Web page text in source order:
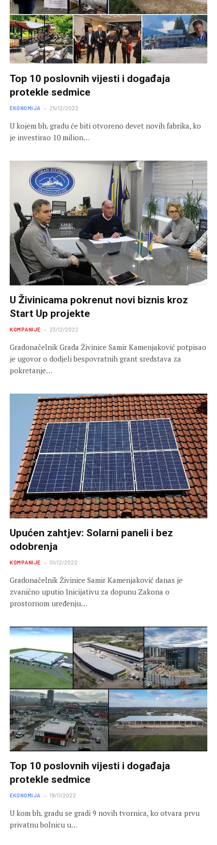
Top 10 poslovnih vijesti i događaja
protekle sedmice
EKONOMIJA 25/12/2022
U kojem bh. gradu će biti otvoreno devet novih fabrika, ko
je investirao 10 milion…
U Živinicama pokrenut novi biznis kroz
Start Up projekte
KOMPANIJE 23/12/2022
Gradonačelnik Grada Živinice Samir Kamenjaković potpisao
je ugovor o dodjeli bespovratnih grant sredstava za
pokretanje…
Upućen zahtjev: Solarni paneli i bez
odobrenja
KOMPANIJE 01/12/2022
Gradonačelnik Živinice Samir Kamenjaković danas je
zvanično uputio Inicijativu za dopunu Zakona o
prostornom uređenju…
Top 10 poslovnih vijesti i događaja
protekle sedmice
EKONOMIJA 19/11/2022
U kom bh. gradu se gradi 9 novih tvornica, ko otvara prvu
privatnu bolnicu u…